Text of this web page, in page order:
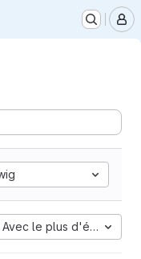
Avec le plus d'étoiles